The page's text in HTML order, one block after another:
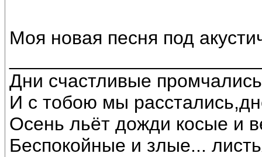
Моя новая песня под
Дни счастливые
И с тобою мы
Осень льёт дожди косые и
Беспокойные и злые...